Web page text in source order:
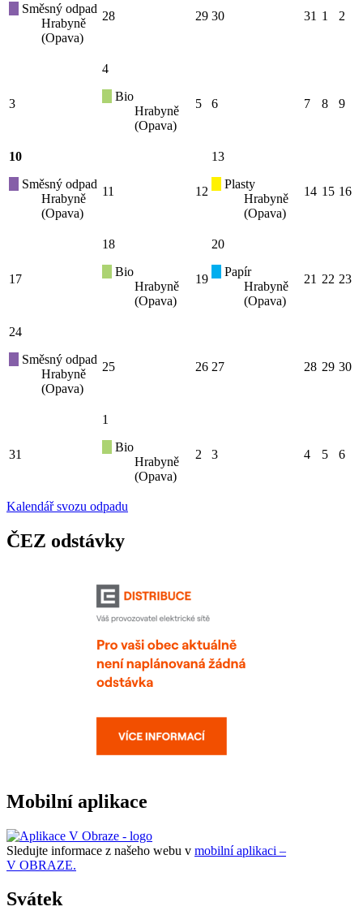
Směsný odpad
Hrabyně
(Opava)
28 29 30 31 1 2
3
4
Bio
Hrabyně
(Opava)
5 6 7 8 9
10
Směsný odpad
Hrabyně
(Opava)
11 12
13
Plasty
Hrabyně
(Opava)
14 15 16
17
18
Bio
Hrabyně
(Opava)
19
20
Papír
Hrabyně
(Opava)
21 22 23
24
Směsný odpad
Hrabyně
(Opava)
25 26 27 28 29 30
31
1
Bio
Hrabyně
(Opava)
2 3 4 5 6
Kalendář svozu odpadu
ČEZ odstávky
Mobilní aplikace
Sledujte informace z našeho webu v mobilní aplikaci –
V OBRAZE.
Svátek